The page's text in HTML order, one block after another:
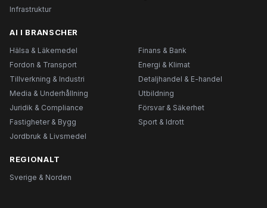
Infrastruktur
AI I BRANSCHER
Hälsa & Läkemedel
Finans & Bank
Fordon & Transport
Energi & Klimat
Tillverkning & Industri
Detaljhandel & E-handel
Media & Underhållning
Utbildning
Juridik & Compliance
Försvar & Säkerhet
Fastigheter & Bygg
Sport & Idrott
Jordbruk & Livsmedel
REGIONALT
Sverige & Norden